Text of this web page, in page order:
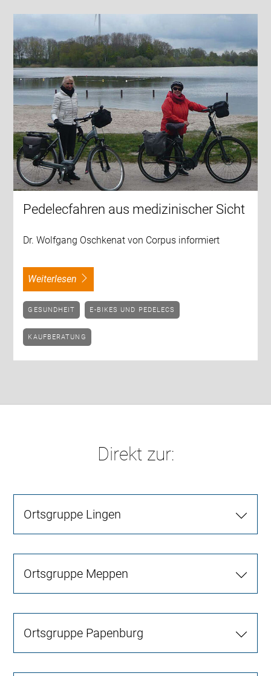
Pedelecfahren aus medizinischer Sicht
Dr. Wolfgang Oschkenat von Corpus informiert
weiterlesen
GESUNDHEIT E-BIKES UND PEDELECS
KAUFBERATUNG
Direkt zur:
Ortsgruppe Lingen
Ortsgruppe Meppen
Ortsgruppe Papenburg